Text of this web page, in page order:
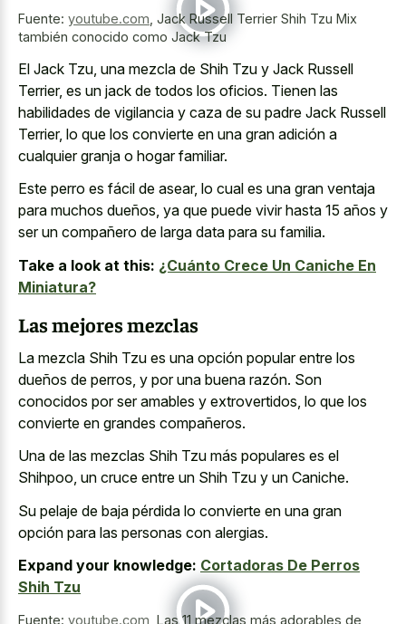
Fuente: youtube.com Jack Russell Terrier Shih Tzu Mix
también conocido como Jack Tzu
El Jack Tzu, una mezcla de Shih Tzu y Jack Russell
Terrier, es un jack de todos los oficios. Tienen las
habilidades de vigilancia y caza de su padre Jack Russell
Terrier, lo que los convierte en una gran adición a
cualquier granja o hogar familiar.
Este perro es fácil de asear, lo cual es una gran ventaja
para muchos dueños, ya que puede vivir hasta 15 años y
ser un compañero de larga data para su familia.
Take a look at this: ¿Cuánto Crece Un Caniche En
Miniatura?
Las mejores mezclas
La mezcla Shih Tzu es una opción popular entre los
dueños de perros, y por una buena razón. Son
conocidos por ser amables y extrovertidos, lo que los
convierte en grandes compañeros.
Una de las mezclas Shih Tzu más populares es el
Shihpoo, un cruce entre un Shih Tzu y un Caniche.
Su pelaje de baja pérdida lo convierte en una gran
opción para las personas con alergias.
Expand your knowledge: Cortadoras De Perros
Shih Tzu
Fuente: youtube.com Las 11 mezclas más adorables de